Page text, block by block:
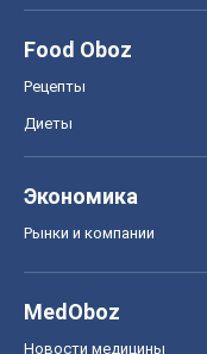
Food Oboz
Рецепты
Диеты
Экономика
Рынки и компании
MedOboz
Новости медицины